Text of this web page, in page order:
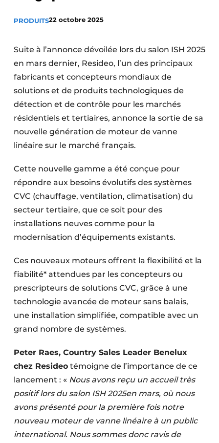
Video’s
PRODUITS22 octobre 2025
Suite à l’annonce dévoilée lors du salon ISH 2025
en mars dernier, Resideo, l’un des principaux
fabricants et concepteurs mondiaux de
solutions et de produits technologiques de
détection et de contrôle pour les marchés
résidentiels et tertiaires, annonce la sortie de sa
nouvelle génération de moteur de vanne
linéaire sur le marché français.
Cette nouvelle gamme a été conçue pour
répondre aux besoins évolutifs des systèmes
CVC (chauffage, ventilation, climatisation) du
secteur tertiaire, que ce soit pour des
installations neuves comme pour la
modernisation d’équipements existants.
Ces nouveaux moteurs offrent la flexibilité et la
fiabilité* attendues par les concepteurs ou
prescripteurs de solutions CVC, grâce à une
technologie avancée de moteur sans balais,
une installation simplifiée, compatible avec un
grand nombre de systèmes.
Peter Raes, Country Sales Leader Benelux
chez Resideo témoigne de l’importance de ce
lancement : « Nous avons reçu un accueil très
positif lors du salon ISH 2025en mars, où nous
avons présenté pour la première fois notre
nouveau moteur de vanne linéaire à un public
international. Nous sommes donc ravis de